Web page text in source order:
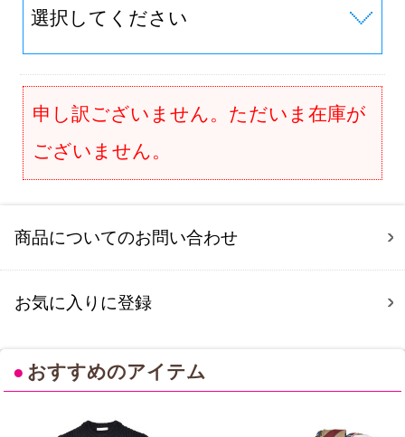
申し訳ございません。ただいま在庫が
ございません。
商品についてのお問い合わせ
お気に入りに登録
● おすすめのアイテム